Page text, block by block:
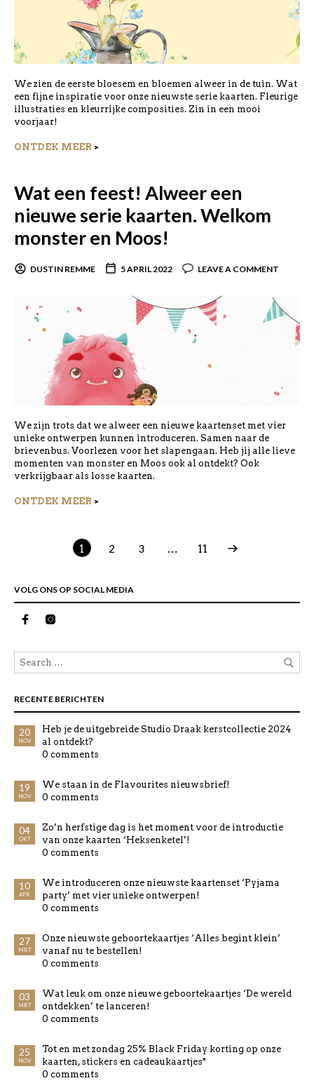
We zien de eerste bloesem en bloemen alweer in de tuin. Wat
een fijne inspiratie voor onze nieuwste serie kaarten. Fleurige
illustraties en kleurrijke composities. Zin in een mooi
voorjaar!
ONTDEK MEER >
Wat een feest! Alweer een
nieuwe serie kaarten. Welkom
monster en Moos!
DUSTIN REMME 5 APRIL 2022 LEAVE A COMMENT
We zijn trots dat we alweer een nieuwe kaartenset met vier
unieke ontwerpen kunnen introduceren. Samen naar de
brievenbus. Voorlezen voor het slapengaan. Heb jij alle lieve
momenten van monster en Moos ook al ontdekt? Ook
verkrijgbaar als losse kaarten.
ONTDEK MEER >
1 2 3 … 11
VOLG ONS OP SOCIAL MEDIA
RECENTE BERICHTEN
20
NOV
Heb je de uitgebreide Studio Draak kerstcollectie 2024
al ontdekt?
0 comments
19
NOV
We staan in de Flavourites nieuwsbrief!
0 comments
04
OKT
Zo’n herfstige dag is het moment voor de introductie
van onze kaarten ‘Heksenketel’!
0 comments
10
APR
We introduceren onze nieuwste kaartenset ‘Pyjama
party’ met vier unieke ontwerpen!
0 comments
27
MRT
Onze nieuwste geboortekaartjes ‘Alles begint klein’
vanaf nu te bestellen!
0 comments
03
MRT
Wat leuk om onze nieuwe geboortekaartjes ‘De wereld
ontdekken’ te lanceren!
0 comments
25
NOV
Tot en met zondag 25% Black Friday korting op onze
kaarten, stickers en cadeaukaartjes*
0 comments